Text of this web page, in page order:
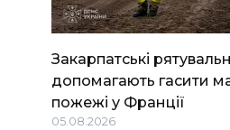
Закарпатські
допомагають гасити
пожежі у Франції
05.08.2026